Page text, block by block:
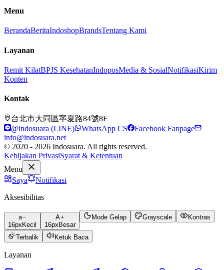
Menu
BerandaBeritaIndoshopBrandsTentang Kami
Layanan
Remit KilatBPJS KesehatanIndoposMedia & SosialNotifikasiKirim
Konten
Kontak
台北市大同區寧夏路84號8F
@indosuara (LINE)
WhatsApp CS
Facebook Fanpage
info@indosuara.net
© 2020 - 2026 Indosuara. All rights reserved.
Kebijakan PrivasiSyarat & Ketentuan
Menu
Saya
Notifikasi
Aksesibilitas
a
16px Kecil
A
16px Besar
Mode Gelap Grayscale Kontras
Terbalik Ketuk Baca
Layanan